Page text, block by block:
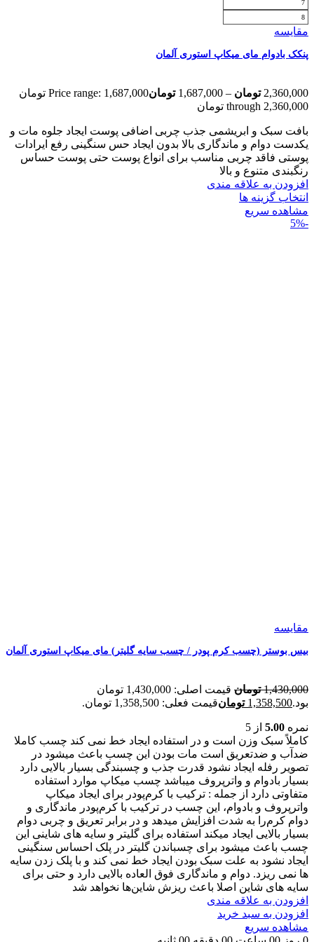
7
8
مقایسه
پنکک بادوام مای میکاپ استوری آلمان
2,360,000 تومان –
1,687,000 تومان
Price range: 1,687,000 تومان
through 2,360,000 تومان
بافت سبک و ابریشمی جذب چربی اضافی پوست ایجاد جلوه مات و
یکدست دوام و ماندگاری بالا بدون ایجاد حس سنگینی رفع ایرادات
پوستی فاقد چربی مناسب برای انواع پوست حتی پوست حساس
رنگبندی متنوع و بالا
افزودن به علاقه مندی
انتخاب گزینه ها
مشاهده سریع
-5%
مقایسه
بیس بوستر (چسب کرم پودر / چسب سایه گلیتر) مای میکاپ استوری آلمان
1,430,000 تومان
قیمت اصلی: 1,430,000 تومان
بود.1,358,500 تومانقیمت فعلی: 1,358,500 تومان.
نمره 5.00 از 5
کاملاً سبک وزن است و در استفاده ایجاد خط نمی کند چسب کاملا
ضدآب و ضدتعریق است مات بودن این چسب باعث میشود در
تصویر رفله ایجاد نشود قدرت جذب و چسبندگی بسیار بالایی دارد
بسیار بادوام و واترپروف میباشد چسب میکاپ موارد استفاده
متفاوتی دارد از جمله : ترکیب با کرم‌پودر برای ایجاد میکاپ
واترپروف و بادوام، این چسب در ترکیب با کرم‌پودر ماندگاری و
دوام کرم‌را به شدت افزایش میدهد و در برابر تعریق و چربی دوام
بسیار بالایی ایجاد میکند استفاده برای گلیتر و سایه های شاینی این
چسب باعث میشود برای چسباندن گلیتر در پلک احساس سنگینی
ایجاد نشود به علت سبک بودن ایجاد خط نمی کند و با پلک زدن سایه
ها نمی ریزد. دوام و ماندگاری فوق العاده بالایی دارد و حتی برای
سایه های شاین اصلا باعث ریزش شاین‌ها نخواهد شد
افزودن به علاقه مندی
افزودن به سبد خرید
مشاهده سریع